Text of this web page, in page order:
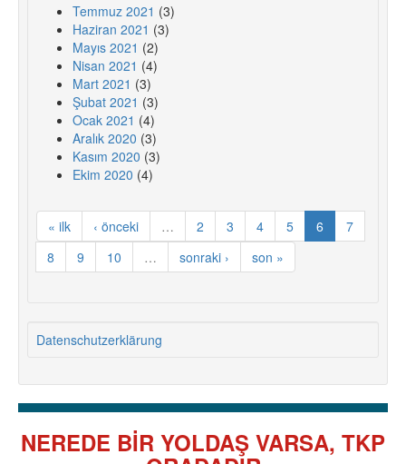
Temmuz 2021 (3)
Haziran 2021 (3)
Mayıs 2021 (2)
Nisan 2021 (4)
Mart 2021 (3)
Şubat 2021 (3)
Ocak 2021 (4)
Aralık 2020 (3)
Kasım 2020 (3)
Ekim 2020 (4)
« ilk ‹ önceki … 2 3 4 5 6
7
8
9 10 … sonraki › son »
Datenschutzerklärung
NEREDE BİR YOLDAŞ VARSA, TKP